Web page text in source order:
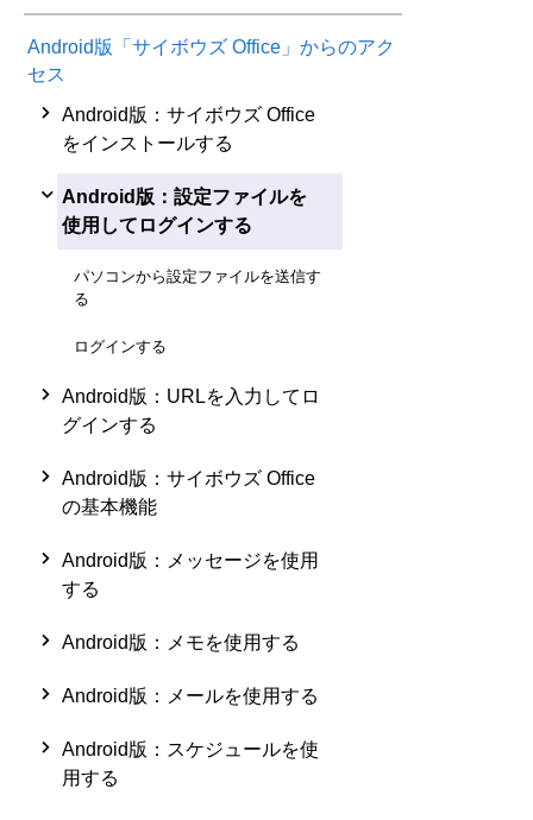
Android版「サイボウズ Office」からのアク
セス
Android版：サイボウズ Office
をインストールする
Android版：設定ファイルを
使用してログインする
パソコンから設定ファイルを送信す
る
ログインする
Android版：URLを入力してロ
グインする
Android版：サイボウズ Office
の基本機能
Android版：メッセージを使用
する
Android版：メモを使用する
Android版：メールを使用する
Android版：スケジュールを使
用する